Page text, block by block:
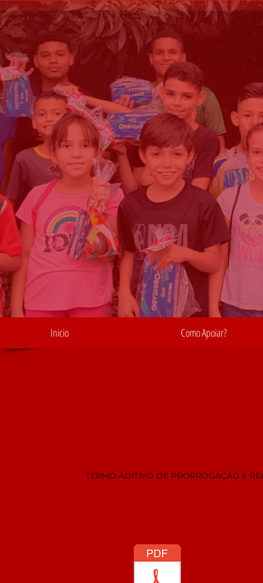
Documentos 2026
TERMO ADITIVO DE PRORROGAÇÃO E
Documentos 2025
Inicio Como Apoiar?